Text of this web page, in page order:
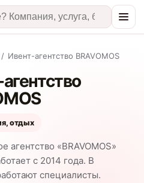
/ Ивент-агентство BRAVOMOS
отдых
агентство «BRAVOMOS»
с 2014 года. В
специалисты.